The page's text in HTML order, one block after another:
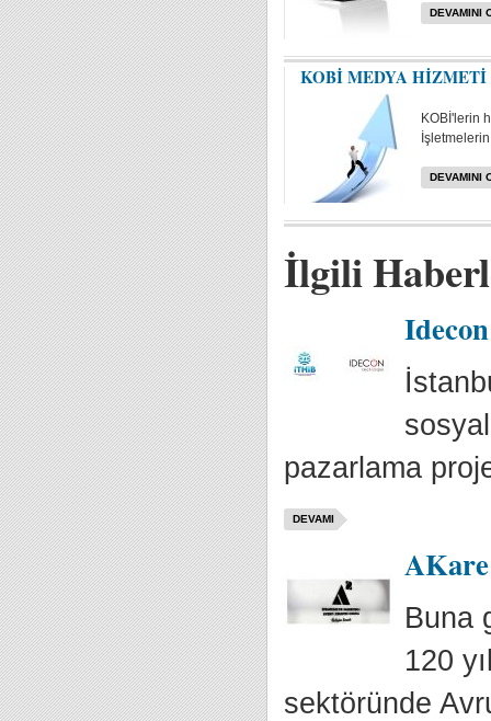
DEVAMINI
KOBİ MEDYA HİZMETİ
KOBİ'lerin
DEVAMINI
İlgili
pazarlama
DEVAMI
Buna
120
sektöründe